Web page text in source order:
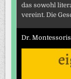
das sowohl
vereint. Die
Dr.